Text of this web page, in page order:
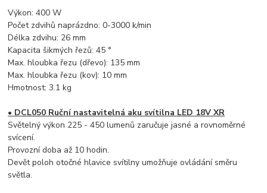
Výkon: 400 W
Počet zdvihů naprázdno: 0-3000 k/min
Délka zdvihu: 26 mm
Kapacita šikmých řezů: 45 °
Max. hloubka řezu (dřevo): 135 mm
Max. hloubka řezu (kov): 10 mm
Hmotnost: 3.1 kg
• DCL050 Ruční nastavitelná aku svítilna LED 18V XR
Světelný výkon 225 - 450 lumenů zaručuje jasné a rovnoměrné
svícení.
Provozní doba až 10 hodin.
Devět poloh otočné hlavice svítilny umožňuje ovládání směru
světla.